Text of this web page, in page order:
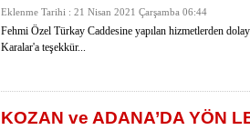
Eklenme Tarihi : 21 Nisan 2021 Çarşamba 06:44
Fehmi Özel Türkay Caddesine yapılan hizmetlerden
Karalar'a teşekkür...
KOZAN ve ADANA’DA YÖN